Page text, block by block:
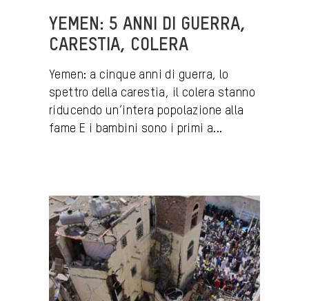
YEMEN: 5 ANNI DI GUERRA,
CARESTIA, COLERA
Yemen: a cinque anni di guerra, lo
spettro della carestia, il colera stanno
riducendo un’intera popolazione alla
fame E i bambini sono i primi a...